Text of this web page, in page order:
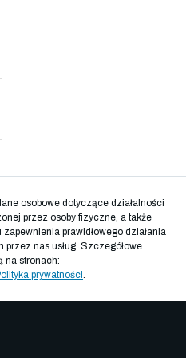
osobowe dotyczące działalności
przez osoby fizyczne, a także
prawidłowego działania
nas usług. Szczegółowe
na stronach:
prywatności.